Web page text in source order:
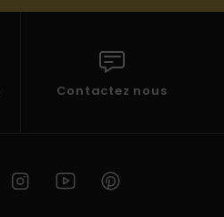
Contactez nous